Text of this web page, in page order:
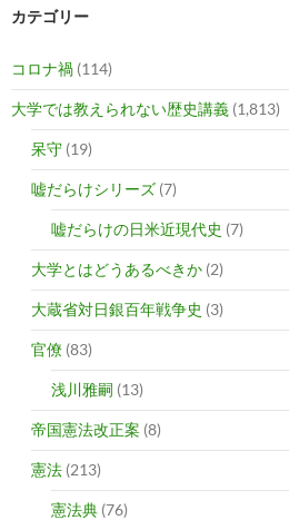
カテゴリー
コロナ禍 (114)
大学では教えられない歴史講義 (1,813)
呆守 (19)
嘘だらけシリーズ (7)
嘘だらけの日米近現代史 (7)
大学とはどうあるべきか (2)
大蔵省対日銀百年戦争史 (3)
官僚 (83)
浅川雅嗣 (13)
帝国憲法改正案 (8)
憲法 (213)
憲法典 (76)